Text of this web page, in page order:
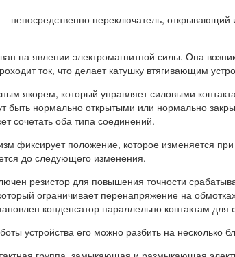
– непосредственно переключатель,
на явлении электромагнитной силы. Она
ток, что делает катушку втягивающим
якорем, который управляет силовыми
быть нормально открытыми или нормально
сочетать оба типа соединений.
фиксирует положение, которое изменяется
до следующего изменения.
резистор для повышения точности
ограничивает перенапряжение на
конденсатор параллельно контактам для
устройства его можно разбить на несколько